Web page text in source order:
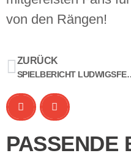
von den Rängen!
ZURÜCK
SPIELBERICHT
PASSENDE